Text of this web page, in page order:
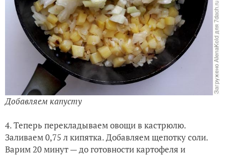
Добавляем капусту
4. Теперь перекладываем овощи в кастрюлю.
Заливаем 0,75 л кипятка. Добавляем щепотку соли.
Варим 20 минут — до готовности картофеля и